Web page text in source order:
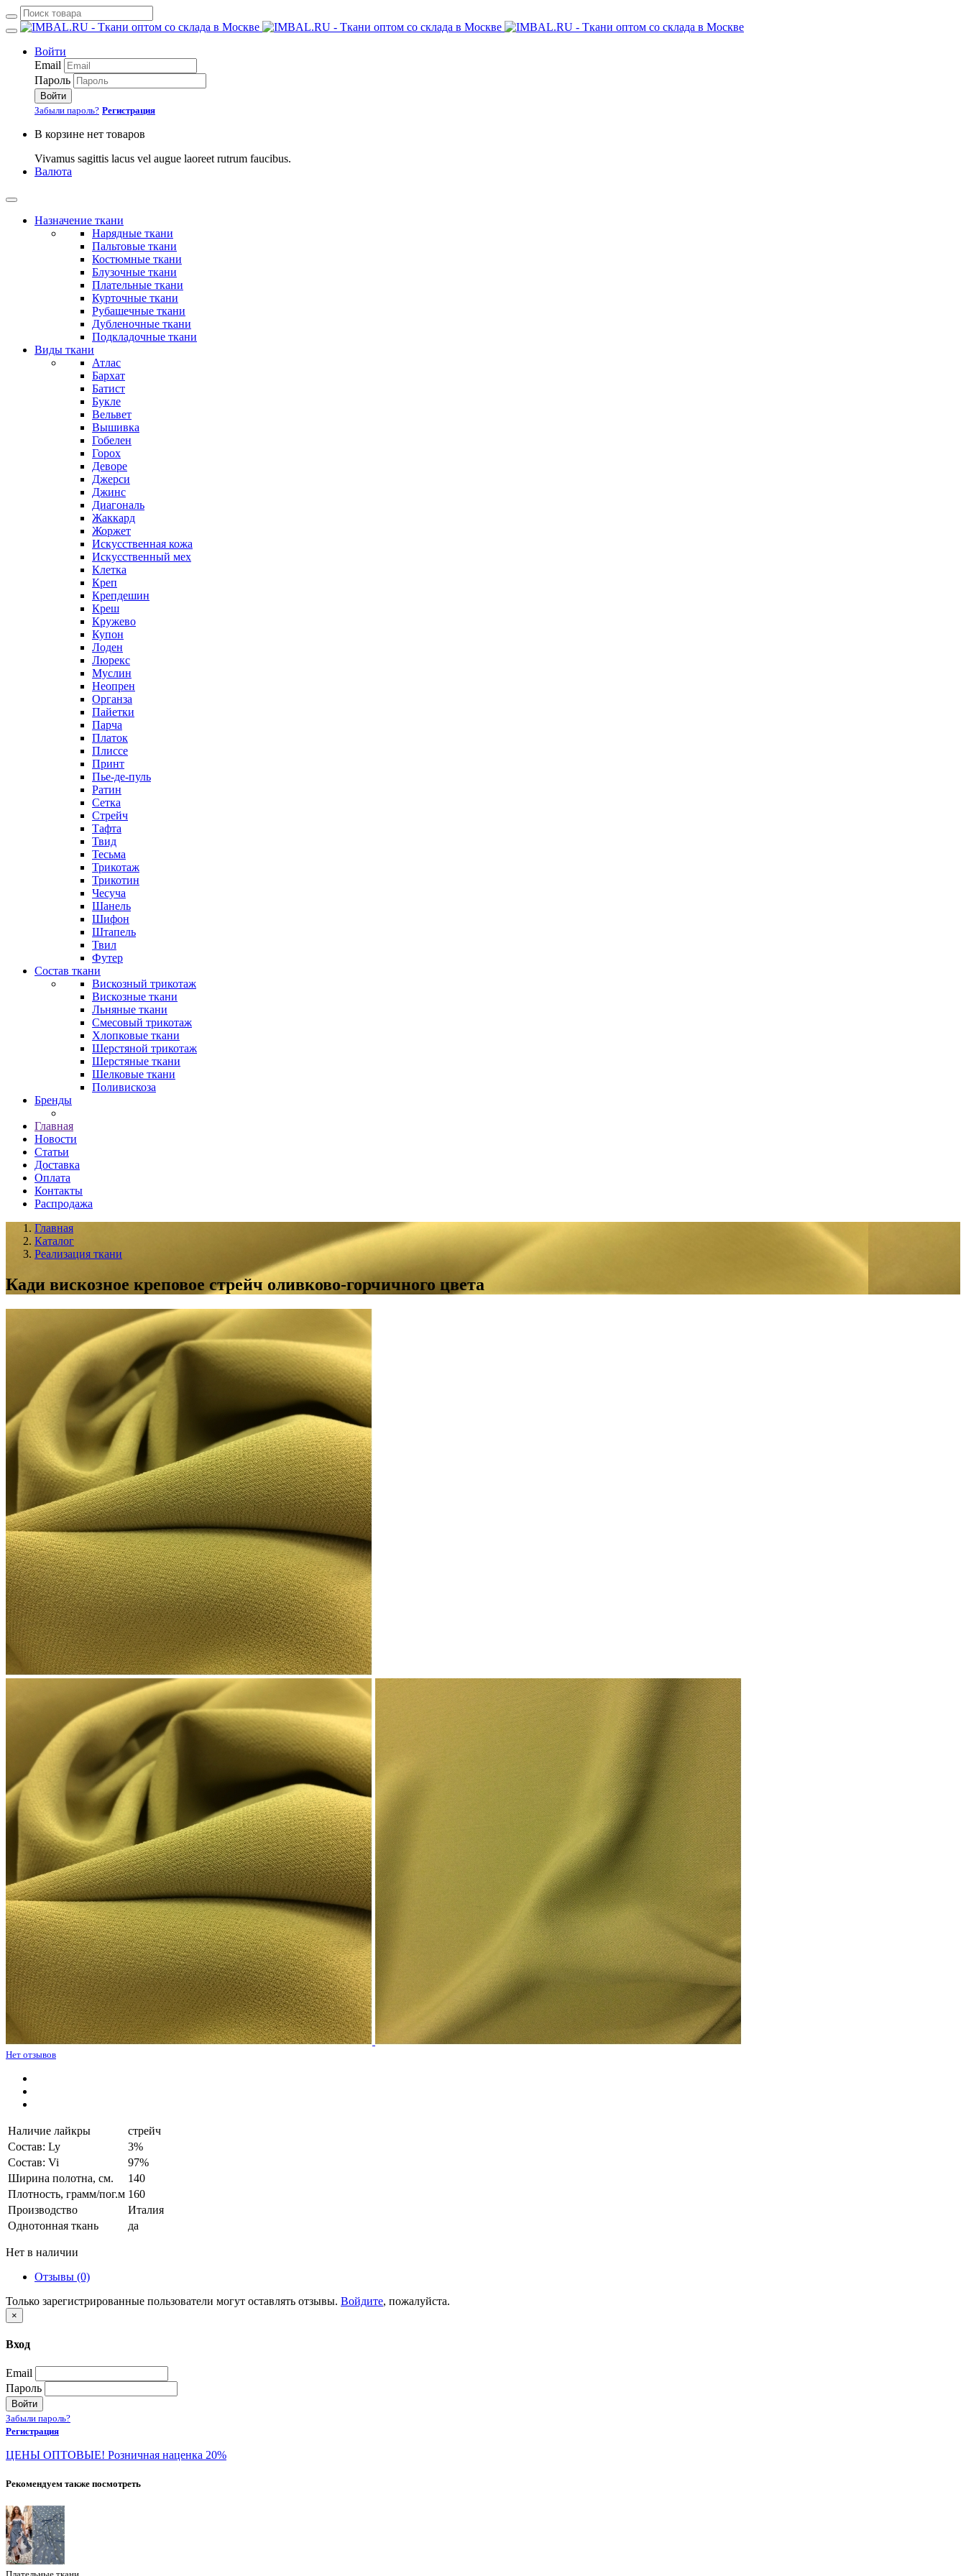
Войти
Email
Пароль
Войти
Забыли пароль? Регистрация
В корзине нет товаров
Vivamus sagittis lacus vel augue laoreet rutrum faucibus.
Валюта
Назначение ткани
Нарядные ткани
Пальтовые ткани
Костюмные ткани
Блузочные ткани
Плательные ткани
Курточные ткани
Рубашечные ткани
Дубленочные ткани
Подкладочные ткани
Виды ткани
Атлас
Бархат
Батист
Букле
Вельвет
Вышивка
Гобелен
Горох
Деворе
Джерси
Джинс
Диагональ
Жаккард
Жоржет
Искусственная кожа
Искусственный мех
Клетка
Креп
Крепдешин
Креш
Кружево
Купон
Лоден
Люрекс
Муслин
Неопрен
Органза
Пайетки
Парча
Платок
Плиссе
Принт
Пье-де-пуль
Ратин
Сетка
Стрейч
Тафта
Твид
Тесьма
Трикотаж
Трикотин
Чесуча
Шанель
Шифон
Штапель
Твил
Футер
Состав ткани
Вискозный трикотаж
Вискозные ткани
Льняные ткани
Смесовый трикотаж
Хлопковые ткани
Шерстяной трикотаж
Шерстяные ткани
Шелковые ткани
Поливискоза
Бренды
Главная
Новости
Статьи
Доставка
Оплата
Контакты
Распродажа
Главная
Каталог
Реализация ткани
Кади вискозное креповое стрейч оливково-горчичного цвета
Нет отзывов
Наличие лайкры
стрейч
Состав: Ly
3%
Состав: Vi
97%
Ширина полотна, см.
140
Плотность, грамм/пог.м 160
Производство
Италия
Однотонная ткань
да
Нет в наличии
Отзывы (0)
Только зарегистрированные пользователи могут оставлять отзывы. Войдите, пожалуйста.
×
Вход
Email
Пароль
Войти
Забыли пароль?
Регистрация
ЦЕНЫ ОПТОВЫЕ! Розничная наценка 20%
Рекомендуем также посмотреть